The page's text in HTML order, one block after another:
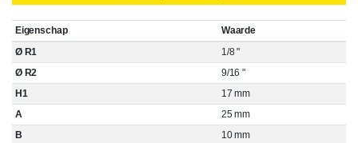
Eigenschap
Waarde
Ø R1
1/8 "
Ø R2
9/16 "
H1
17 mm
A
25 mm
B
10 mm